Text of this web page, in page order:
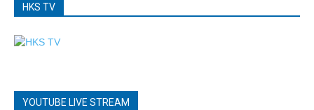
HKS TV
YOUTUBE LIVE STREAM